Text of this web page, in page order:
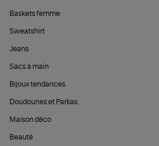
Baskets femme
Sweatshirt
Jeans
Sacs à main
Bijoux tendances
Doudounes et Parkas
Maison déco
Beauté